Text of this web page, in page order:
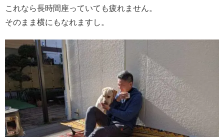
これなら長時間座っていても疲れません。
そのまま横にもなれますし。